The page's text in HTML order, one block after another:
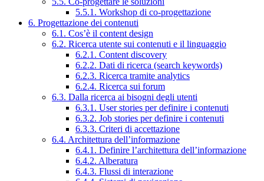
5.5.1. Workshop di co-progettazione
6. Progettazione dei contenuti
6.1. Cos’è il content design
6.2. Ricerca utente sui contenuti e il linguaggio
6.2.1. Content discovery
6.2.2. Dati di ricerca (search keywords)
6.2.3. Ricerca tramite analytics
6.2.4. Ricerca sui forum
6.3. Dalla ricerca ai bisogni degli utenti
6.3.1. User stories per definire i contenuti
6.3.2. Job stories per definire i contenuti
6.3.3. Criteri di accettazione
6.4. Architettura dell’informazione
6.4.1. Definire l’architettura dell’informazione
6.4.2. Alberatura
6.4.3. Flussi di interazione